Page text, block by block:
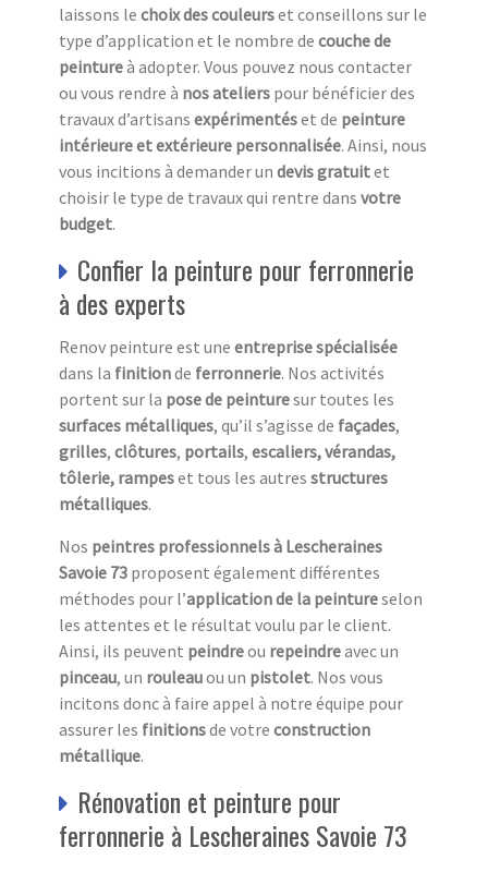
laissons le choix des couleurset conseillons sur le
type d’application et le nombre de couche de
peintureà adopter. Vous pouvez nous contacter
ou vous rendre à nos ateliers pour bénéficier des
travaux d’artisans expérimentéset de peinture
intérieure et extérieure personnalisée. Ainsi, nous
vous incitions à demander un devis gratuitet
choisir le type de travaux qui rentre dans votre
budget.
Confier la peinture pour ferronnerie
à des experts
Renov peinture est une entreprise spécialisée
dans la finitionde ferronnerie. Nos activités
portent sur la pose de peinturesur toutes les
surfaces métalliques, qu’il s’agisse de façades,
grilles, clôtures, portails, escaliers,vérandas,
tôlerie, rampeset tous les autres structures
métalliques.
Nos peintres professionnels à Lescheraines
Savoie 73 proposent également différentes
méthodes pour l’application de la peintureselon
les attentes et le résultat voulu par le client.
Ainsi, ils peuvent peindreou repeindreavec un
pinceau, un rouleauou un pistolet. Nos vous
incitons donc à faire appel à notre équipe pour
assurer les finitionsde votre construction
métallique.
Rénovation et peinture pour
ferronnerie à Lescheraines Savoie 73